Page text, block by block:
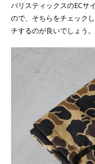
バリスティックスのECサ
ので、そちらをチェック
チするのが良いでしょう。